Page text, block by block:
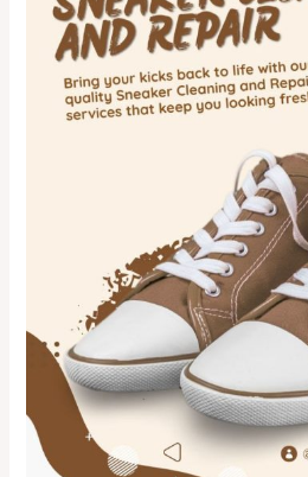
Sepatu
Branded
Terdekat